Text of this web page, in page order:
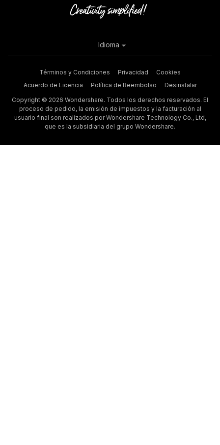
Términos y Condiciones Privacidad
Cookies
Acuerdo de Licencia
Política de Reembolso
Desinstalar
Copyright © 2026 Wondershare. Todos los derechos reservados. El
proceso de pedido, la emisión de impuestos y la facturación al
usuario final son realizados por Wondershare Technology Co., Ltd,
que es la subsidiaria del grupo Wondershare.
Idioma